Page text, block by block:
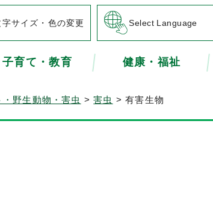
字サイズ・色の変更 Select Language
子育て・教育 健康・福祉
・野生動物・害虫 >害虫 > 有害生物